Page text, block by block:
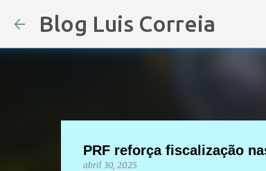
Blog Luis Correia
PRF reforça fiscalização
abril 30, 2025